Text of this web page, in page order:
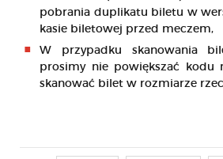
pobrania duplikatu biletu w
kasie biletowej przed meczem,
W przypadku skanowania
prosimy nie powiększać kodu
skanować bilet w rozmiarze